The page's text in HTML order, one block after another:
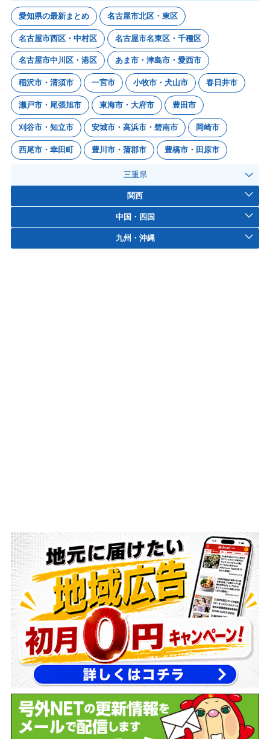
愛知県の最新まとめ 名古屋市北区・東区
名古屋市西区・中村区 名古屋市名東区・千種区
名古屋市中川区・港区 あま市・津島市・愛西市
稲沢市・清須市 一宮市 小牧市・犬山市 春日井市
瀬戸市・尾張旭市 東海市・大府市 豊田市
刈谷市・知立市 安城市・高浜市・碧南市 岡崎市
西尾市・幸田町 豊川市・蒲郡市 豊橋市・田原市
三重県
関西
中国・四国
九州・沖縄